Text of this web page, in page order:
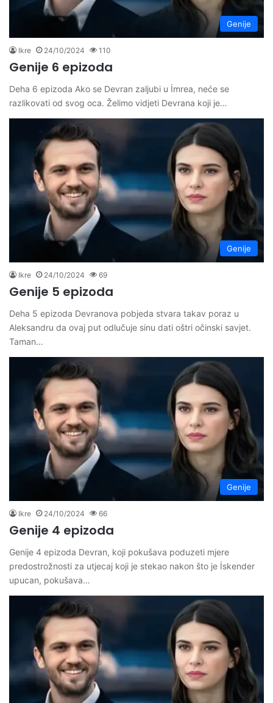
Genije
Ikre 24/10/2024 110
Genije 6 epizoda
Deha 6 epizoda Ako se Devran zaljubi u İmrea, neće se
razlikovati od svog oca. Želimo vidjeti Devrana koji je…
Genije
Ikre 24/10/2024 69
Genije 5 epizoda
Deha 5 epizoda Devranova pobjeda stvara takav poraz u
Aleksandru da ovaj put odlučuje sinu dati oštri očinski savjet.
Taman…
Genije
Ikre 24/10/2024 66
Genije 4 epizoda
Genije 4 epizoda Devran, koji pokušava poduzeti mjere
predostrožnosti za utjecaj koji je stekao nakon što je İskender
upucan, pokušava…